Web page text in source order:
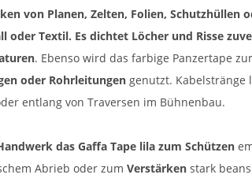
von Planen, Zelten, Folien, Schutzhüllen
Textil. Es dichtet Löcher und Risse
. Ebenso wird das farbige Panzertape
oder Rohrleitungen genutzt. Kabelstränge
entlang von Traversen im Bühnenbau.
das Gaffa Tape lila zum Schützen
Abrieb oder zum Verstärken stark